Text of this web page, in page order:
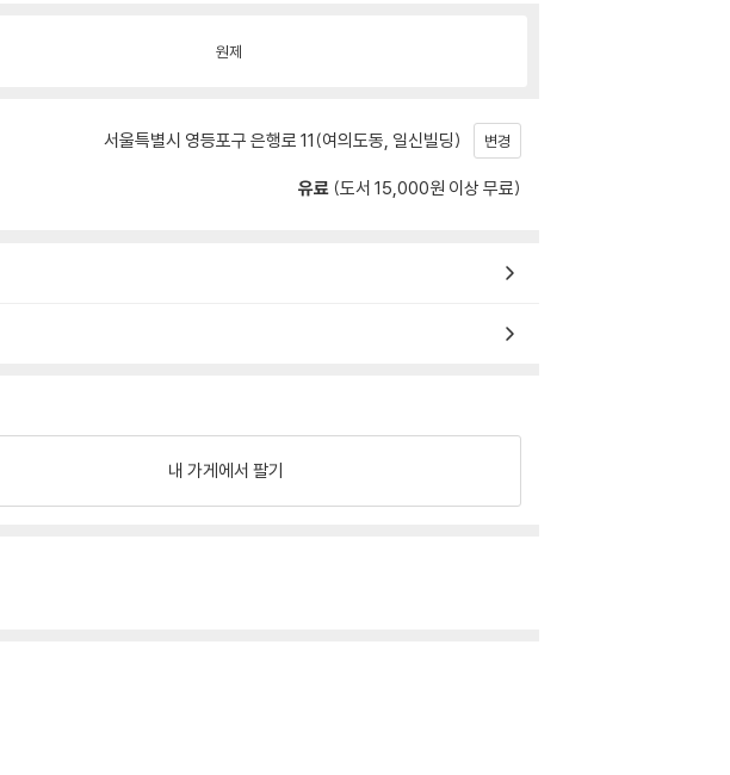
원제
서울특별시 영등포구 은행로 11(여의도동, 일신빌딩) 변경
유료 (도서 15,000원 이상 무료)
내 가게에서 팔기